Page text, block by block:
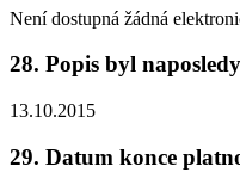
Není dostupná žádná
28. Popis byl
13.10.2015
29. Datum konce